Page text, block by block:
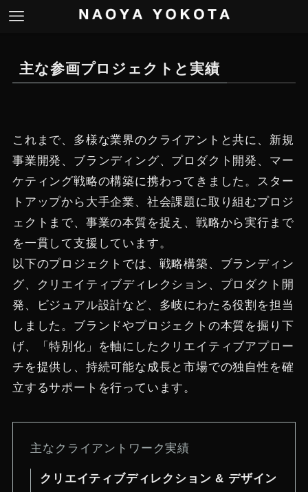
主な参画プロジェクトと実績
これまで、多様な業界のクライアントと共に、新規
事業開発、ブランディング、プロダクト開発、マー
ケティング戦略の構築に携わってきました。スター
トアップから大手企業、社会課題に取り組むプロジ
ェクトまで、事業の本質を捉え、戦略から実行まで
を一貫して支援しています。
以下のプロジェクトでは、戦略構築、ブランディン
グ、クリエイティブディレクション、プロダクト開
発、ビジュアル設計など、多岐にわたる役割を担当
しました。ブランドやプロジェクトの本質を掘り下
げ、「特別化」を軸にしたクリエイティブアプロー
チを提供し、持続可能な成長と市場での独自性を確
立するサポートを行っています。
主なクライアントワーク実績
クリエイティブディレクション & デザイン